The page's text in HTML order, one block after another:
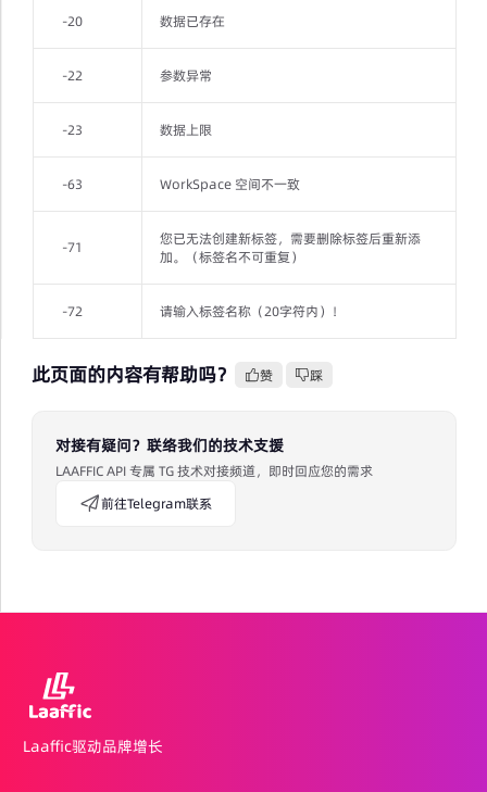
-20 数据已存在
-22 参数异常
-23 数据上限
-63 WorkSpace 空间不一致
-71
您已无法创建新标签，需要删除标签后重新添
加。（标签名不可重复）
-72 请输入标签名称（20字符内）！
此页面的内容有帮助吗？ 赞 踩
对接有疑问？联络我们的技术支援
LAAFFIC API 专属 TG 技术对接频道，即时回应您的需求
前往Telegram联系
Laaffic驱动品牌增长